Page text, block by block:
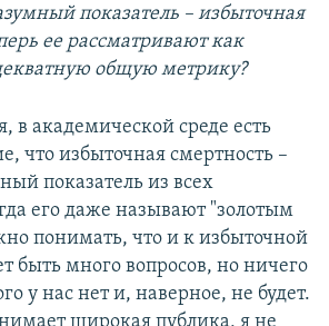
показатель – избыточная
ее рассматривают как
общую метрику?
в академической среде есть
что избыточная смертность –
показатель из всех
его даже называют "золотым
понимать, что и к избыточной
быть много вопросов, но ничего
у нас нет и, наверное, не будет.